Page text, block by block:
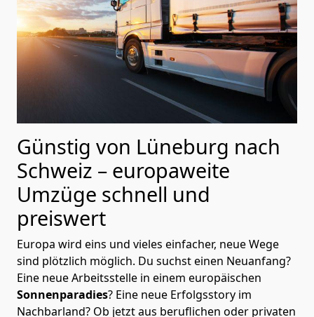
Günstig von Lüneburg nach
Schweiz – europaweite
Umzüge schnell und
preiswert
Europa wird eins und vieles einfacher, neue Wege
sind plötzlich möglich. Du suchst einen Neuanfang?
Eine neue Arbeitsstelle in einem europäischen
Sonnenparadies? Eine neue Erfolgsstory im
Nachbarland? Ob jetzt aus beruflichen oder privaten